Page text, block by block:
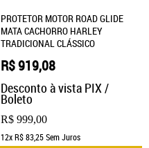
PROTETOR MOTOR ROAD GLIDE
MATA CACHORRO HARLEY
TRADICIONAL CLÁSSICO
R$ 999,00
R$ 919,08
Desconto à vista PIX /
Boleto
12xR$ 83,25Sem Juros